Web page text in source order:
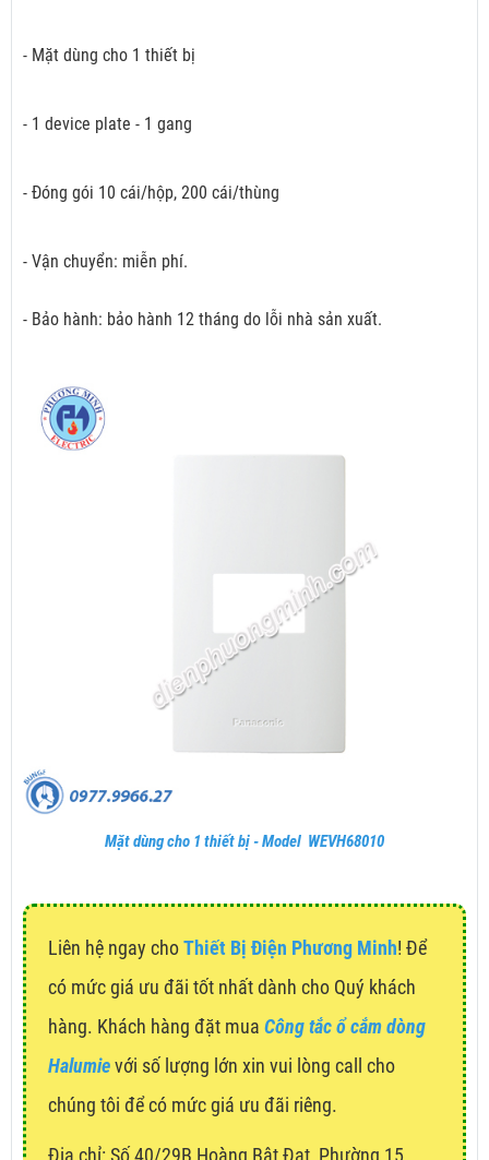
- Mặt dùng cho 1 thiết bị
- 1 device plate - 1 gang
- Đóng gói 10 cái/hộp, 200 cái/thùng
- Vận chuyển: miễn phí.
- Bảo hành: bảo hành 12 tháng do lỗi nhà sản xuất.
Mặt dùng cho 1 thiết bị - Model WEVH68010
Liên hệ ngay choThiết Bị Điện Phương Minh! Để
có mức giá ưu đãi tốt nhất dành cho Quý khách
hàng. Khách hàng đặt mua Công tắc ổ cắm dòng
Halumievới số lượng lớn xin vui lòng call cho
chúng tôi để có mức giá ưu đãi riêng.
Địa chỉ: Số 40/29B Hoàng Bật Đạt, Phường 15,